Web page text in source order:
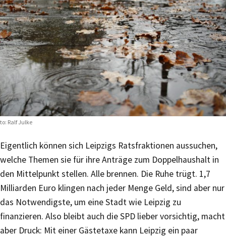
Ralf Julke
Eigentlich können sich Leipzigs Ratsfraktionen aussuchen,
welche Themen sie für ihre Anträge zum Doppelhaushalt in
den Mittelpunkt stellen. Alle brennen. Die Ruhe trügt. 1,7
Milliarden Euro klingen nach jeder Menge Geld, sind aber nur
das Notwendigste, um eine Stadt wie Leipzig zu
finanzieren. Also bleibt auch die SPD lieber vorsichtig, macht
aber Druck: Mit einer Gästetaxe kann Leipzig ein paar